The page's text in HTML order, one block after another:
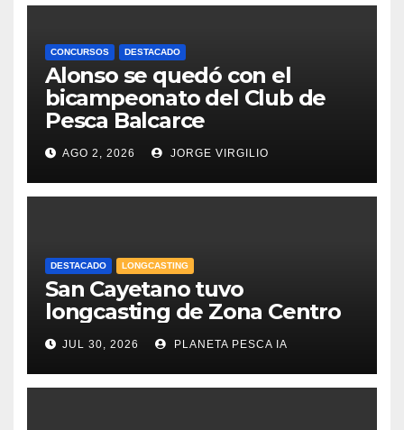
CONCURSOS DESTACADO
Alonso se quedó con el
bicampeonato del Club de
Pesca Balcarce
AGO 2, 2026 JORGE VIRGILIO
DESTACADO LONGCASTING
San Cayetano tuvo
longcasting de Zona Centro
JUL 30, 2026 PLANETA PESCA IA